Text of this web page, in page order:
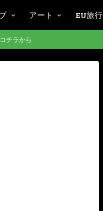
アート EU旅行
チラから